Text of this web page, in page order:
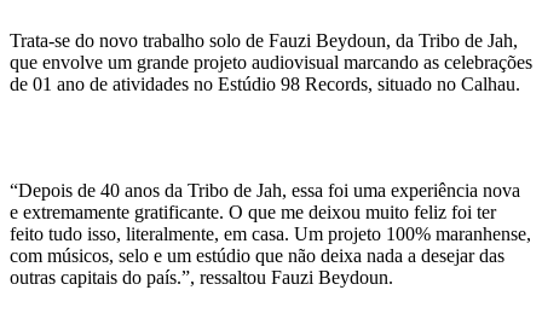
Trata-se do novo trabalho solo de Fauzi Beydoun, da Tribo de Jah,
que envolve um grande projeto audiovisual marcando as celebrações
de 01 ano de atividades no Estúdio 98 Records, situado no Calhau.
“Depois de 40 anos da Tribo de Jah, essa foi uma experiência nova
e extremamente gratificante. O que me deixou muito feliz foi ter
feito tudo isso, literalmente, em casa. Um projeto 100% maranhense,
com músicos, selo e um estúdio que não deixa nada a desejar das
outras capitais do país.”, ressaltou Fauzi Beydoun.